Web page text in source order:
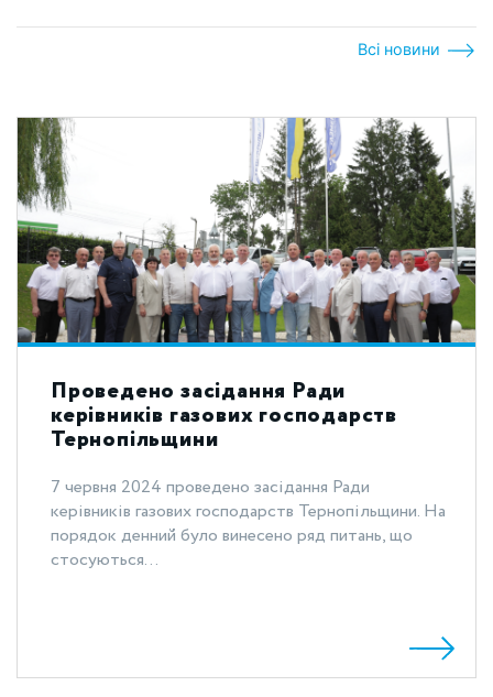
Всі новини
Проведено засідання Ради
керівників газових господарств
Тернопільщини
7 червня 2024 проведено засідання Ради
керівників газових господарств Тернопільщини. На
порядок денний було винесено ряд питань, що
стосуються...